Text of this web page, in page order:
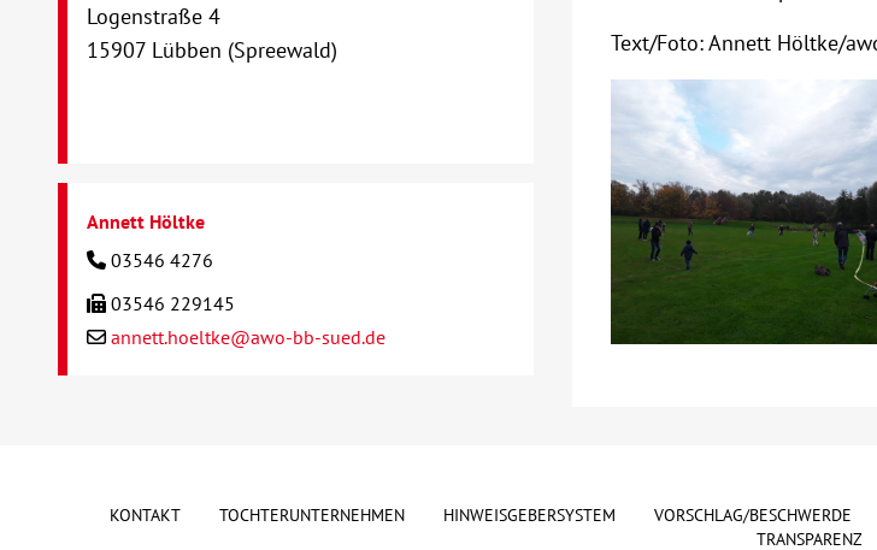
Text/Foto: Annett Höltke/
Logenstraße 4
15907 Lübben (Spreewald)
Annett Höltke
03546 4276
03546 229145
annett.hoeltke@awo-bb-sued.de
KONTAKT TOCHTERUNTERNEHMEN HINWEISGEBERSYSTEM VORSCHLAG/BESCHWERDE
TRANSPARENZ